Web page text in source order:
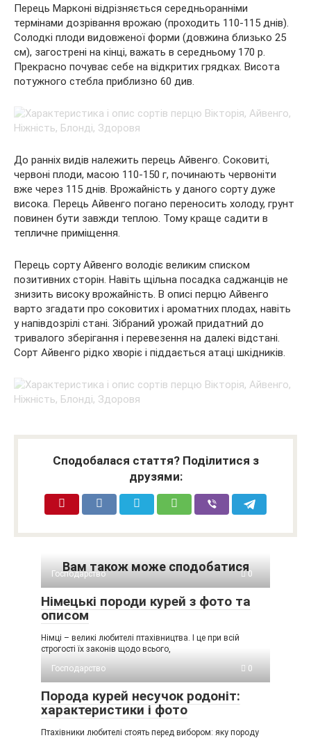
Перець Марконі відрізняється середньоранніми
термінами дозрівання врожаю (проходить 110-115 днів).
Солодкі плоди видовженої форми (довжина близько 25
см), загострені на кінці, важать в середньому 170 р.
Прекрасно почуває себе на відкритих грядках. Висота
потужного стебла приблизно 60 див.
До ранніх видів належить перець Айвенго. Соковиті,
червоні плоди, масою 110-150 г, починають червоніти
вже через 115 днів. Врожайність у даного сорту дуже
висока. Перець Айвенго погано переносить холоду, грунт
повинен бути завжди теплою. Тому краще садити в
тепличне приміщення.
Перець сорту Айвенго володіє великим списком
позитивних сторін. Навіть щільна посадка саджанців не
знизить високу врожайність. В описі перцю Айвенго
варто згадати про соковитих і ароматних плодах, навіть
у напівдозрілі стані. Зібраний урожай придатний до
тривалого зберігання і перевезення на далекі відстані.
Сорт Айвенго рідко хворіє і піддається атаці шкідників.
Сподобалася стаття? Поділитися з
друзями:
Вам також може сподобатися
Господарство 0
Німецькі породи курей з фото та
описом
Німці – великі любителі птахівництва. І це при всій
строгості їх законів щодо всього,
Господарство
0
Порода курей несучок родоніт:
характеристики і фото
Птахівники любителі стоять перед вибором: яку породу